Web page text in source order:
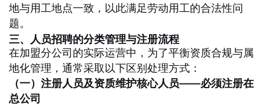
地与用工地点一致，以此满足劳动用工的合法性问
题。
三、人员招聘的分类管理与注册流程
在加盟分公司的实际运营中，为了平衡资质合规与属
地化管理，通常采取以下区别处理方式：
（一）注册人员及资质维护核心人员——必须注册在
总公司